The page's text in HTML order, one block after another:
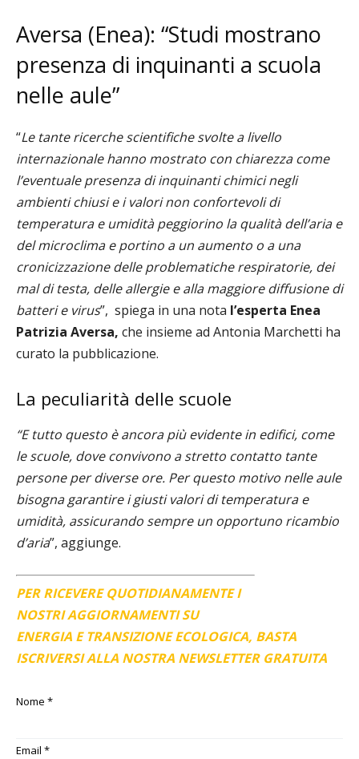
Aversa (Enea): “Studi mostrano
presenza di inquinanti a scuola
nelle aule”
“Le tante ricerche scientifiche svolte a livello
internazionale hanno mostrato con chiarezza come
l’eventuale presenza di inquinanti chimici negli
ambienti chiusi e i valori non confortevoli di
temperatura e umidità peggiorino la qualità dell’aria e
del microclima e portino a un aumento o a una
cronicizzazione delle problematiche respiratorie, dei
mal di testa, delle allergie e alla maggiore diffusione di
batteri e virus”, spiega in una nota l’esperta Enea
Patrizia Aversa, che insieme ad Antonia Marchetti ha
curato la pubblicazione.
La peculiarità delle scuole
“E tutto questo è ancora più evidente in edifici, come
le scuole, dove convivono a stretto contatto tante
persone per diverse ore. Per questo motivo nelle aule
bisogna garantire i giusti valori di temperatura e
umidità, assicurando sempre un opportuno ricambio
d’aria”, aggiunge.
PER RICEVERE QUOTIDIANAMENTE I
NOSTRI AGGIORNAMENTI SU
ENERGIA E TRANSIZIONE ECOLOGICA, BASTA
ISCRIVERSI ALLA NOSTRA NEWSLETTER GRATUITA
Nome *
Email *